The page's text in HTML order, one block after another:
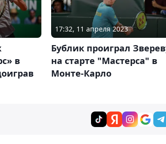
в
17:32, 11 апреля 2023
Бублик проиграл
на старте "Мастерса" в
Монте-Карло